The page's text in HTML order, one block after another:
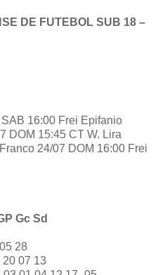
DE FUTEBOL SUB 18 –
16:00 Frei Epifanio
DOM 15:45 CT W. Lira
24/07 DOM 16:00 Frei
Gc Sd
28
20 07 13